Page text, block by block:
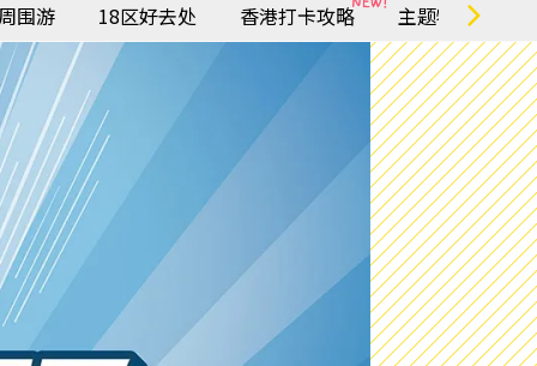
围游 18区好去处 香港打卡攻略 主题特集